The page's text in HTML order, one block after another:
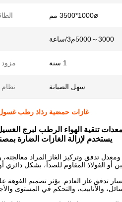
⌀1000*3500 مم
3000～5000م3/ساعة
1 سنة مزود
سهل الصيانة نظام
غازات حمضية رذاذ رطب غسول
معدات تنقية الهواء الرطب لبرج
يستخدم لإزالة الغازات الضارة
تدفق وتركيز الغاز المراد معالجته،
أو الفولاذ المقاوم للصدأ، بشكل
والأنابيب، والتحكم في المستوى